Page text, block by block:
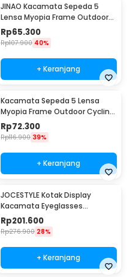
JINAO Kacamata Sepeda 5
Lensa Myopia Frame Outdoor
Cycling Sunglasses - 0089
Rp65.300
Rp107.900 40%
+ Keranjang
Kacamata Sepeda 5 Lensa
Myopia Frame Outdoor Cycling
Sunglasses - 0089
Rp72.300
Rp116.900 39%
+ Keranjang
JOCESTYLE Kotak Display
Kacamata Eyeglasses
Sunglasses Box 12 Slot - SWK78
Rp201.600
Rp276.900 28%
+ Keranjang